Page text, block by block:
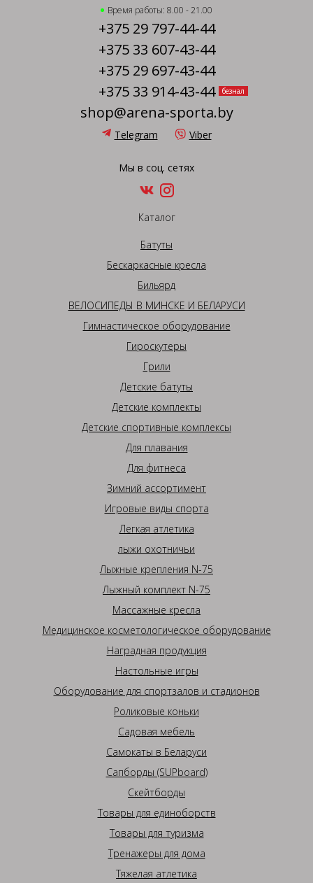
Время работы: 8.00 - 21.00
+375 29 797-44-44
+375 33 607-43-44
+375 29 697-43-44
+375 33 914-43-44
безнал
shop@arena-sporta.by
Telegram Viber
Мы в соц. сетях
Каталог
Батуты
Бескаркасные кресла
Бильярд
ВЕЛОСИПЕДЫ В МИНСКЕ И БЕЛАРУСИ
Гимнастическое оборудование
Гироскутеры
Грили
Детские батуты
Детские комплекты
Детские спортивные комплексы
Для плавания
Для фитнеса
Зимний ассортимент
Игровые виды спорта
Легкая атлетика
лыжи охотничьи
Лыжные крепления N-75
Лыжный комплект N-75
Массажные кресла
Медицинское косметологическое оборудование
Наградная продукция
Настольные игры
Оборудование для спортзалов и стадионов
Роликовые коньки
Садовая мебель
Самокаты в Беларуси
Сапборды (SUPboard)
Скейтборды
Товары для единоборств
Товары для туризма
Тренажеры для дома
Тяжелая атлетика